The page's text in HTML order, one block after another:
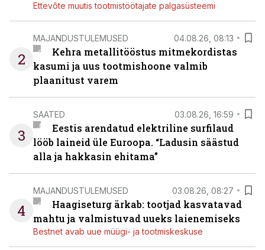
Ettevõte muutis tootmistöötajate palgasüsteemi
2
MAJANDUSTULEMUSED 04.08.26, 08:13
Kehra metallitööstus mitmekordistas
kasumi ja uus tootmishoone valmib
plaanitust varem
3
SAATED 03.08.26, 16:59
Eestis arendatud elektriline surfilaud
lööb laineid üle Euroopa. “Ladusin säästud
alla ja hakkasin ehitama”
4
MAJANDUSTULEMUSED 03.08.26, 08:27
Haagiseturg ärkab: tootjad kasvatavad
mahtu ja valmistuvad uueks laienemiseks
Bestnet avab uue müügi- ja tootmiskeskuse